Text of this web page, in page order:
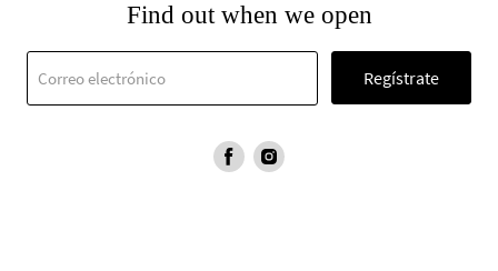
Find out when we open
Correo electrónico Regístrate
Encuéntranos
en
Encuéntranos
en